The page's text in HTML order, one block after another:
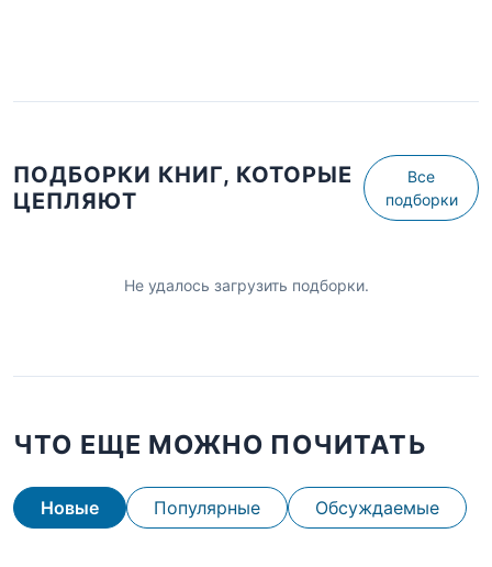
ПОДБОРКИ КНИГ, КОТОРЫЕ
ЦЕПЛЯЮТ
Все
подборки
Не удалось загрузить подборки.
ЧТО ЕЩЕ МОЖНО ПОЧИТАТЬ
Новые Популярные Обсуждаемые